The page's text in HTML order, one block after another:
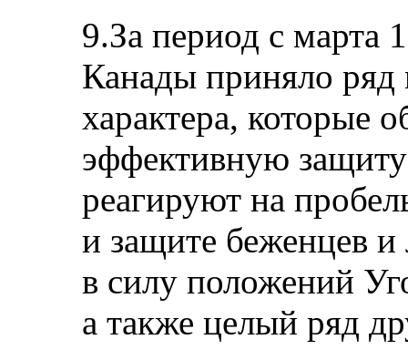
9.За период с марта
Канады приняло ряд
характера, которые
эффективную
реагируют на
и защите беженцев
в силу положений
а также целый ряд